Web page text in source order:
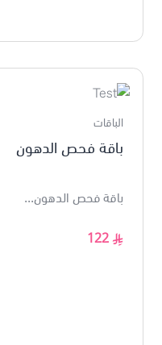
الباقات
باقة فحص الدهون
باقة فحص الدهون...
122